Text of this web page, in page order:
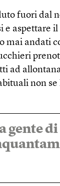
fuori dal
e aspettare
mai andati
ad
non
gente